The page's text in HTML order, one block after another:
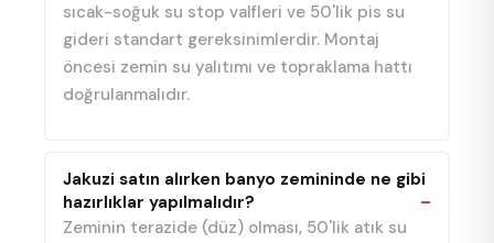
sıcak-soğuk su stop valfleri ve 50'lik pis su
gideri standart gereksinimlerdir. Montaj
öncesi zemin su yalıtımı ve topraklama hattı
doğrulanmalıdır.
Jakuzi satın alırken banyo zemininde ne gibi
hazırlıklar yapılmalıdır?
Zeminin terazide (düz) olması, 50'lik atık su